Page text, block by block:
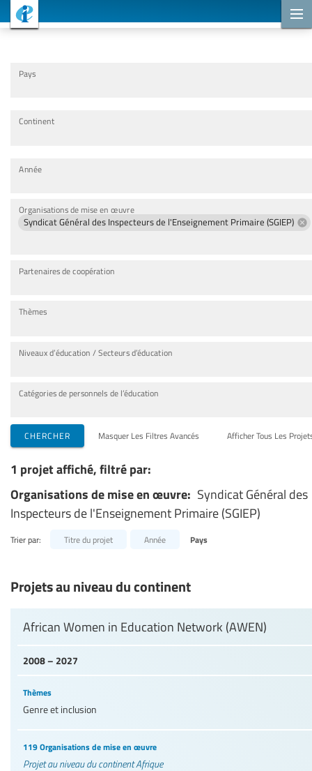
Pays
Continent
Année
Organisations de mise en œuvre
Syndicat Général des Inspecteurs de l'Enseignement Primaire (SGIEP)
Partenaires de coopération
Thèmes
Niveaux d’éducation / Secteurs d’éducation
Catégories de personnels de l’éducation
CHERCHER Masquer Les Filtres Avancés Afficher Tous Les
1 projet affiché, filtré par:
Organisations de mise en œuvre: Syndicat Général des
Inspecteurs de l'Enseignement Primaire (SGIEP)
Trier par: Titre du projet Année Pays
Projets au niveau du continent
2008 – 2027
African Women in Education Network (AWEN)
Thèmes
Genre et inclusion
119 Organisations de mise en œuvre
Projet au niveau du continent Afrique